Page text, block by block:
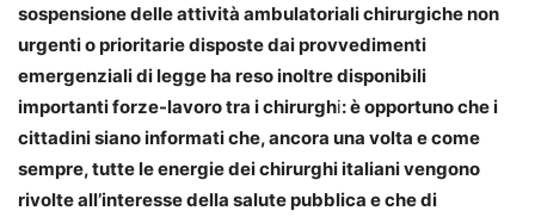
sospensione delle attività ambulatoriali chirurgiche non
urgenti o prioritarie disposte dai provvedimenti
emergenziali di legge ha reso inoltre disponibili
importanti forze-lavoro tra i chirurghi: è opportuno che i
cittadini siano informati che, ancora una volta e come
sempre, tutte le energie dei chirurghi italiani vengono
rivolte all’interesse della salute pubblica e che di